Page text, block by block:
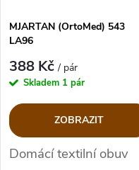
MJARTAN (OrtoMed) 543
LA96
388 Kč/ pár
Skladem 1 pár
ZOBRAZIT
Domácí textilní obuv